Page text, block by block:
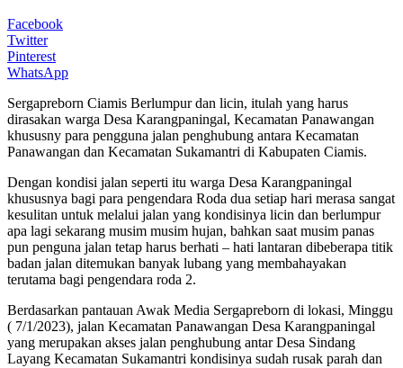
Facebook
Twitter
Pinterest
WhatsApp
Sergapreborn Ciamis Berlumpur dan licin, itulah yang harus
dirasakan warga Desa Karangpaningal, Kecamatan Panawangan
khususny para pengguna jalan penghubung antara Kecamatan
Panawangan dan Kecamatan Sukamantri di Kabupaten Ciamis.
Dengan kondisi jalan seperti itu warga Desa Karangpaningal
khususnya bagi para pengendara Roda dua setiap hari merasa sangat
kesulitan untuk melalui jalan yang kondisinya licin dan berlumpur
apa lagi sekarang musim musim hujan, bahkan saat musim panas
pun penguna jalan tetap harus berhati – hati lantaran dibeberapa titik
badan jalan ditemukan banyak lubang yang membahayakan
terutama bagi pengendara roda 2.
Berdasarkan pantauan Awak Media Sergapreborn di lokasi, Minggu
( 7/1/2023), jalan Kecamatan Panawangan Desa Karangpaningal
yang merupakan akses jalan penghubung antar Desa Sindang
Layang Kecamatan Sukamantri kondisinya sudah rusak parah dan